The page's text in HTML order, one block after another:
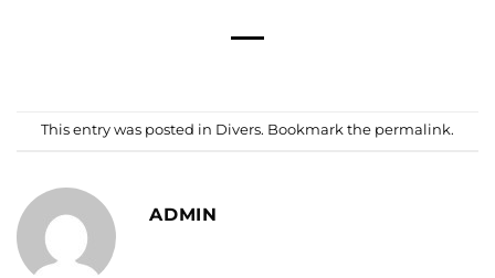
This entry was posted in Divers. Bookmark the permalink.
ADMIN